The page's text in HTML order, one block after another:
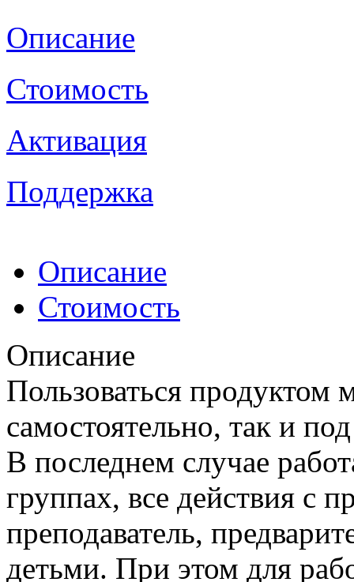
Описание
Стоимость
Активация
Поддержка
Описание
Стоимость
Описание
Пользоваться продуктом
самостоятельно, так и
В последнем случае
группах, все действия с
преподаватель,
детьми. При этом для